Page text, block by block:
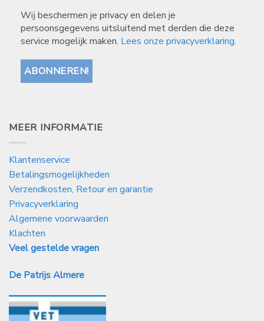
Wij beschermen je privacy en delen je
persoonsgegevens uitsluitend met derden die deze
service mogelijk maken. Lees onze privacyverklaring.
MEER INFORMATIE
Klantenservice
Betalingsmogelijkheden
Verzendkosten, Retour en garantie
Privacyverklaring
Algemene voorwaarden
Klachten
Veel gestelde vragen
De Patrijs Almere